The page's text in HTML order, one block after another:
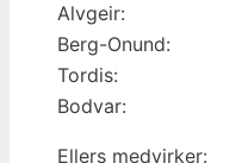
Alvgeir:
Berg-Onund:
Tordis:
Bodvar:
Ellers medvirker: